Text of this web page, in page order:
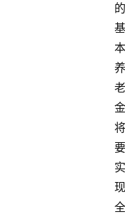
的
基
本
养
老
金
将
要
实
现
全